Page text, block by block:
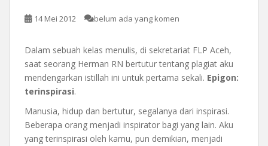
14 Mei 2012 belum ada yang komen
Dalam sebuah kelas menulis, di sekretariat FLP Aceh,
saat seorang Herman RN bertutur tentang plagiat aku
mendengarkan istillah ini untuk pertama sekali. Epigon:
terinspirasi.
Manusia, hidup dan bertutur, segalanya dari inspirasi.
Beberapa orang menjadi inspirator bagi yang lain. Aku
yang terinspirasi oleh kamu, pun demikian, menjadi